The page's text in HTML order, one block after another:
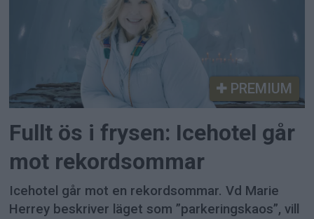
PREMIUM
Fullt ös i frysen: Icehotel går
mot rekordsommar
Icehotel går mot en rekordsommar. Vd Marie
Herrey beskriver läget som ”parkeringskaos”, vill